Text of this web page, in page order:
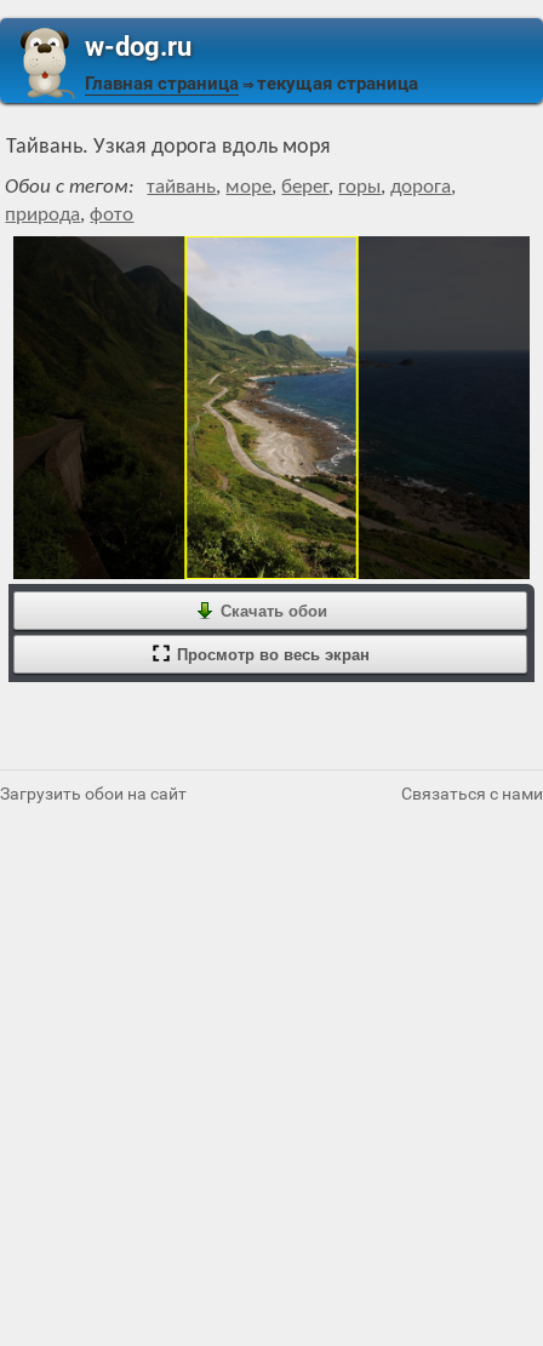
w-dog.ru
Главная страница ⇒ текущая страница
Тайвань. Узкая дорога вдоль моря
Обои с тегом: тайвань, море,берег, горы,дорога,
природа,фото
Скачать обои
Просмотр во весь экран
Загрузить обои на сайт Связаться с нами